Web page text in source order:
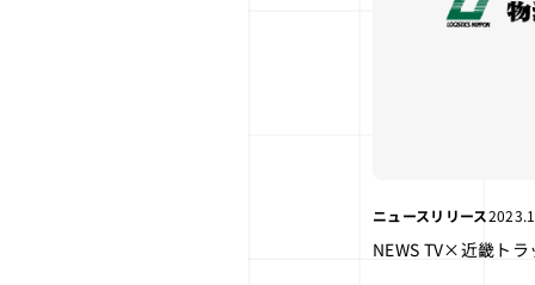
ニュースリリース
NEWS TV×近畿ト